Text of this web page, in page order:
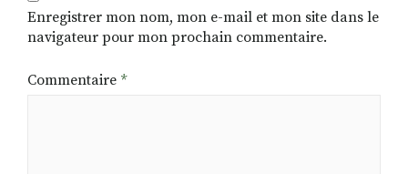
Enregistrer mon nom, mon e-mail et mon site dans le
navigateur pour mon prochain commentaire.
Commentaire *